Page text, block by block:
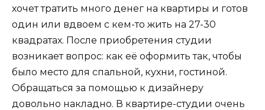
хочет тратить много денег на квартиры и готов
один или вдвоем с кем-то жить на 27-30
квадратах. После приобретения студии
возникает вопрос: как её оформить так, чтобы
было место для спальной, кухни, гостиной.
Обращаться за помощью к дизайнеру
довольно накладно. В квартире-студии очень